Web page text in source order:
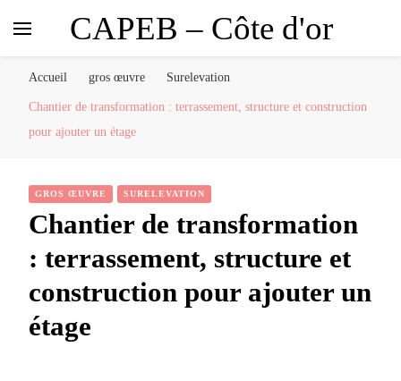
CAPEB – Côte d'or
Accueil gros œuvre Surelevation
Chantier de transformation : terrassement, structure et construction
pour ajouter un étage
GROS ŒUVRE SURELEVATION
Chantier de transformation
: terrassement, structure et
construction pour ajouter un
étage